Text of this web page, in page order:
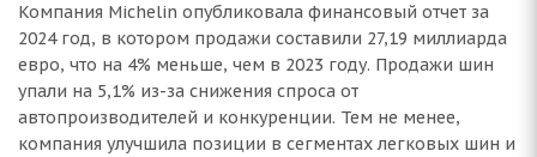
Компания Michelin опубликовала финансовый отчет за
2024 год, в котором продажи составили 27,19 миллиарда
евро, что на 4% меньше, чем в 2023 году. Продажи шин
упали на 5,1% из-за снижения спроса от
автопроизводителей и конкуренции. Тем не менее,
компания улучшила позиции в сегментах легковых шин и